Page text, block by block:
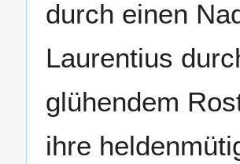
durch einen
Laurentius
glühendem
ihre